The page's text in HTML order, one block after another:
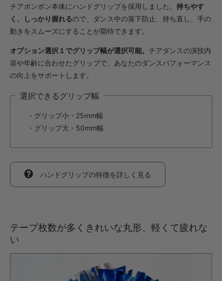
1,375円(税込)
1,419円(税込)
・【カット仕上】ｸﾞﾘｯﾌﾟ小
・【カット仕上】ｸﾞﾘｯﾌﾟ小
・【カット仕上】ｸﾞﾘｯﾌﾟ大
・【完成仕上】ｸﾞﾘｯﾌﾟ大
1,408円(税込)
792円(税込)
・【カット仕上】ｸﾞﾘｯﾌﾟ大
チアポンポン本体にハンドグリップを採用しました。 持ちやす
く、しっかり握れるので、ダンス中の落下防止、持ち直し、手の
動きをスムーズにすることが期待できます。
オプション選択１でグリップ幅が選択可能。 チアダンスの演技内
容や年齢に合わせたグリップで、あなたのダンスパフォーマンス
の向上をサポートします。
選択できるグリップ幅
・グリップ小・25mm幅
・グリップ大・50mm幅
ハンドグリップの特徴を詳しく見る
テープ枚数が多くきれいな丸形、軽くて疲れな
い